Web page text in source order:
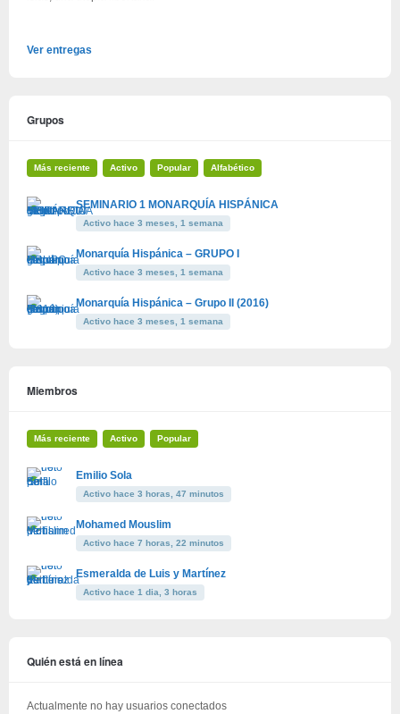
Ver entregas
Grupos
Más reciente Activo Popular Alfabético
SEMINARIO 1 MONARQUÍA HISPÁNICA
Activo hace 3 meses, 1 semana
Monarquía Hispánica – GRUPO I
Activo hace 3 meses, 1 semana
Monarquía Hispánica – Grupo II (2016)
Activo hace 3 meses, 1 semana
Miembros
Más reciente Activo Popular
Emilio Sola
Activo hace 3 horas, 47 minutos
Mohamed Mouslim
Activo hace 7 horas, 22 minutos
Esmeralda de Luis y Martínez
Activo hace 1 dia, 3 horas
Quién está en línea
Actualmente no hay usuarios conectados